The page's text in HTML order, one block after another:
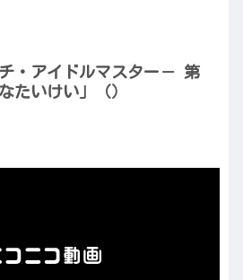
・アイドルマスター－ 第
たいけい」（）